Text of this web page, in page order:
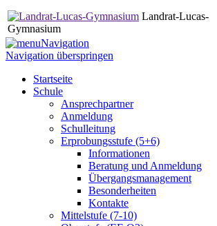
Landrat-Lucas-
Gymnasium
Navigation
Navigation überspringen
Startseite
Schule
Ansprechpartner
Anmeldung
Schulleitung
Erprobungsstufe (5+6)
Informationen
Beratung und Anmeldung
Übergangsmanagement
Besonderheiten
Kontakte
Mittelstufe (7-10)